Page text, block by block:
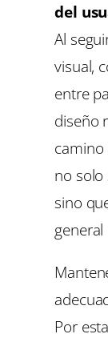
del
Al
visual,
entre
diseño
no solo
sino
Por